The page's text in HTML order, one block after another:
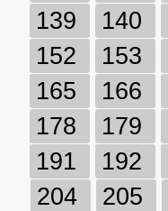
139
140
152
153
165
166
178
179
191
192
204
205